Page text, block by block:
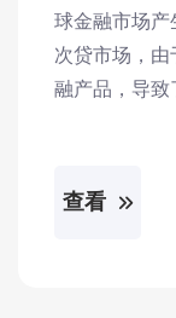
球金融市场
次贷市场，
融产品，导致
查看